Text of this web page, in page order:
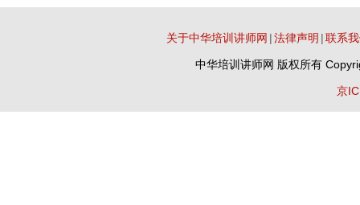
关于中华培训讲师网 |法律声明 |联系
中华培训讲师网 版权所有
京